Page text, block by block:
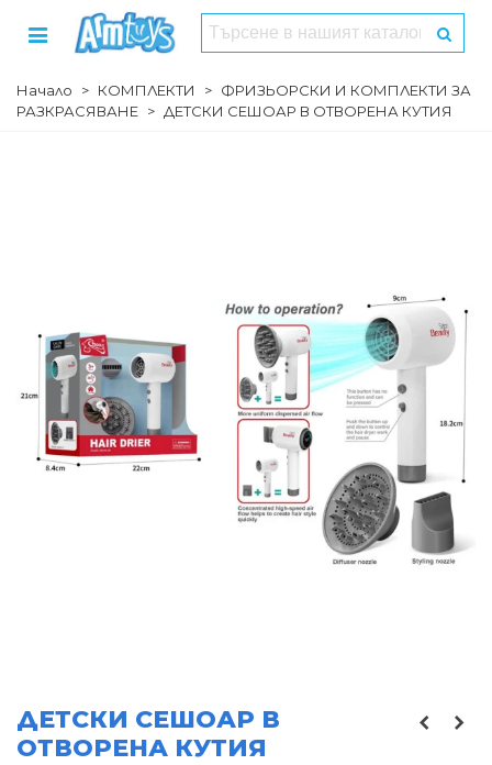
Начало > КОМПЛЕКТИ > ФРИЗЬОРСКИ И КОМПЛЕКТИ ЗА
РАЗКРАСЯВАНЕ > ДЕТСКИ СЕШОАР В ОТВОРЕНА КУТИЯ
ДЕТСКИ СЕШОАР В
ОТВОРЕНА КУТИЯ